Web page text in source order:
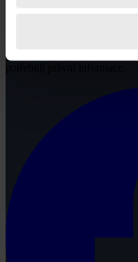
profesionálové a zástupci